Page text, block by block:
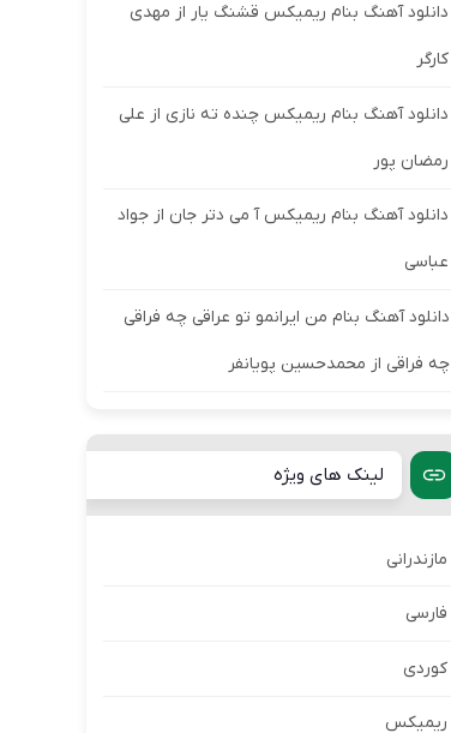
دانلود آهنگ بنام ریمیکس قشنگ یار از مهدی
کارگر
دانلود آهنگ بنام ریمیکس چنده ته نازی از علی
رمضان پور
دانلود آهنگ بنام ریمیکس آ می دتر جان از جواد
عباسی
دانلود آهنگ بنام من ایرانمو تو عراقی چه فراقی
چه فراقی از محمدحسین پویانفر
لینک های ویژه
مازندرانی
فارسی
کوردی
ریمیکس